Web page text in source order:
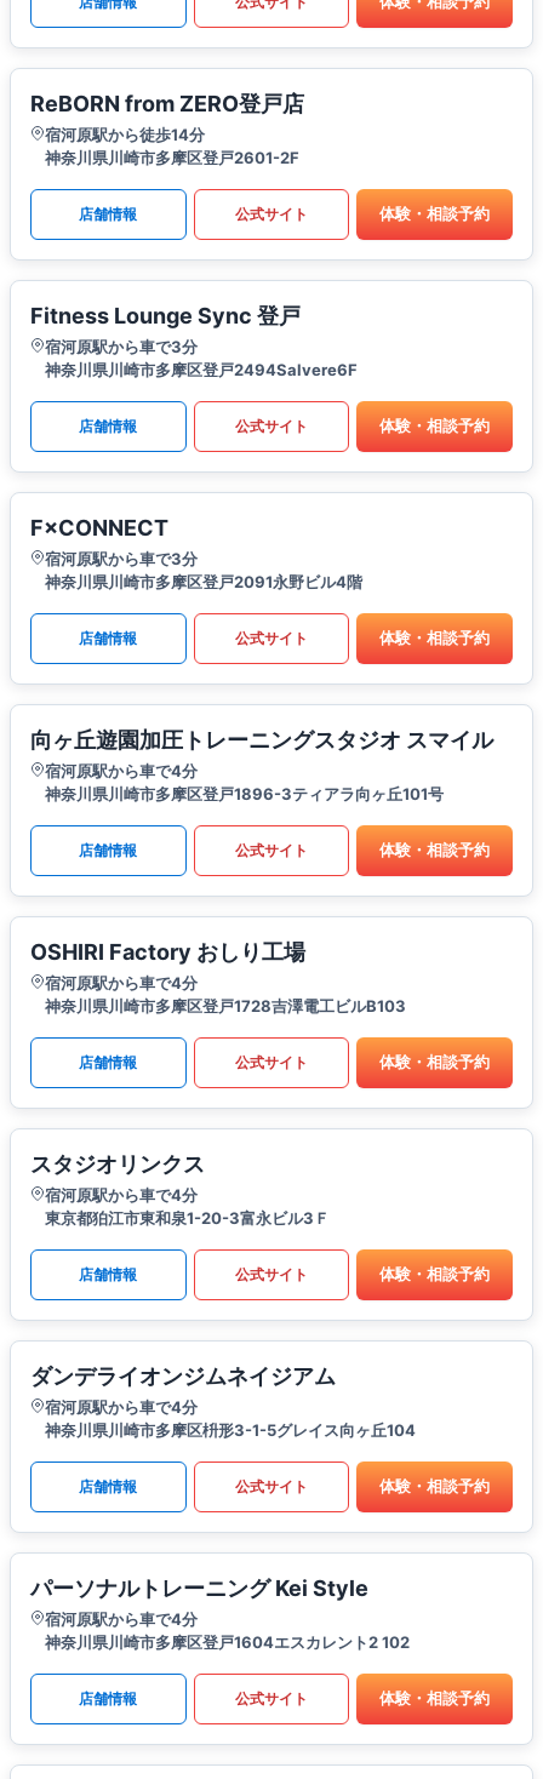
ReBORN from ZERO登戸店
宿河原駅から徒歩14分
神奈川県川崎市多摩区登戸2601-2F
店舗情報 公式サイト 体験・相談予約
Fitness Lounge Sync 登戸
宿河原駅から車で3分
神奈川県川崎市多摩区登戸2494Salvere6F
店舗情報 公式サイト 体験・相談予約
F×CONNECT
宿河原駅から車で3分
神奈川県川崎市多摩区登戸2091永野ビル4階
店舗情報 公式サイト 体験・相談予約
向ヶ丘遊園加圧トレーニングスタジオ スマイル
宿河原駅から車で4分
神奈川県川崎市多摩区登戸1896-3ティアラ向ヶ丘101号
店舗情報 公式サイト 体験・相談予約
OSHIRI Factory おしり工場
宿河原駅から車で4分
神奈川県川崎市多摩区登戸1728吉澤電工ビルB103
店舗情報 公式サイト 体験・相談予約
スタジオリンクス
宿河原駅から車で4分
東京都狛江市東和泉1-20-3富永ビル3Ｆ
店舗情報 公式サイト 体験・相談予約
ダンデライオンジムネイジアム
宿河原駅から車で4分
神奈川県川崎市多摩区枡形3-1-5グレイス向ヶ丘104
店舗情報 公式サイト 体験・相談予約
パーソナルトレーニング Kei Style
宿河原駅から車で4分
神奈川県川崎市多摩区登戸1604エスカレント2 102
店舗情報 公式サイト 体験・相談予約